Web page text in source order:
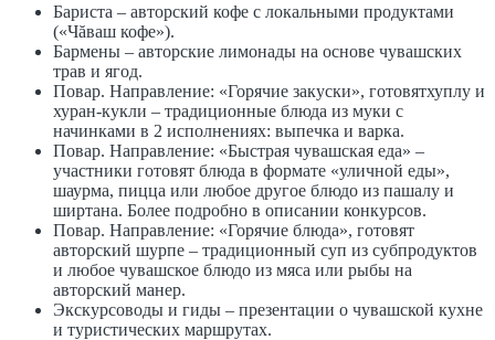
Бариста – авторский кофе с локальными продуктами
(«Чăваш кофе»).
Бармены – авторские лимонады на основе чувашских
трав и ягод.
Повар. Направление: «Горячие закуски», готовятхуплу и
хуран-кукли – традиционные блюда из муки с
начинками в 2 исполнениях: выпечка и варка.
Повар. Направление: «Быстрая чувашская еда» –
участники готовят блюда в формате «уличной еды»,
шаурма, пицца или любое другое блюдо из пашалу и
ширтана. Более подробно в описании конкурсов.
Повар. Направление: «Горячие блюда», готовят
авторский шурпе – традиционный суп из субпродуктов
и любое чувашское блюдо из мяса или рыбы на
авторский манер.
Экскурсоводы и гиды – презентации о чувашской кухне
и туристических маршрутах.